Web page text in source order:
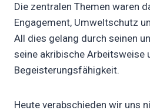
Die zentralen Themen waren
Engagement, Umweltschutz
All dies gelang durch seinen
seine akribische Arbeitsweise
Begeisterungsfähigkeit.
Heute verabschieden wir uns